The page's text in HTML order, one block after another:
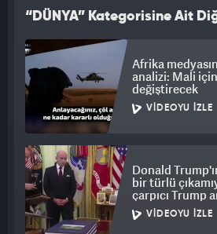
“DÜNYA” Kategorisine Ait
Afrika
analizi: Mali
değiştirecek
VIDEOYU İZLE
Donald
bir türlü
çarpıcı Trump
VIDEOYU İZLE